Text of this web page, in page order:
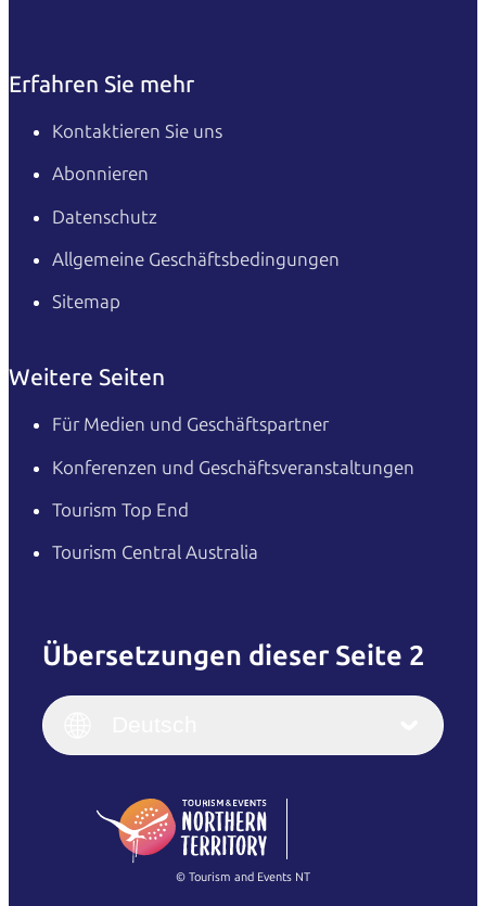
Erfahren Sie mehr
Kontaktieren Sie uns
Abonnieren
Datenschutz
Allgemeine Geschäftsbedingungen
Sitemap
Weitere Seiten
Für Medien und Geschäftspartner
Konferenzen und Geschäftsveranstaltungen
Tourism Top End
Tourism Central Australia
Übersetzungen dieser Seite 2
English
(Singapore)
Italiano
繁體中文
© Tourism and Events NT